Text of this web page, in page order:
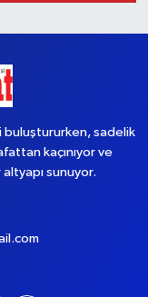
buluştururken, sadelik
kaçınıyor ve
sunuyor.